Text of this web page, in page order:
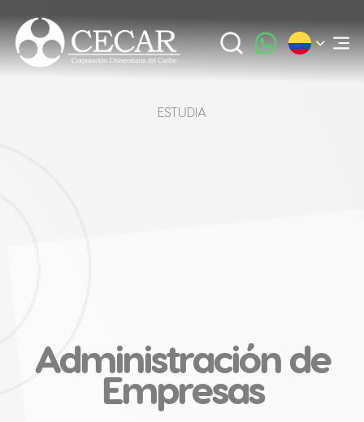
ESTUDIA
Administración de
Empresas